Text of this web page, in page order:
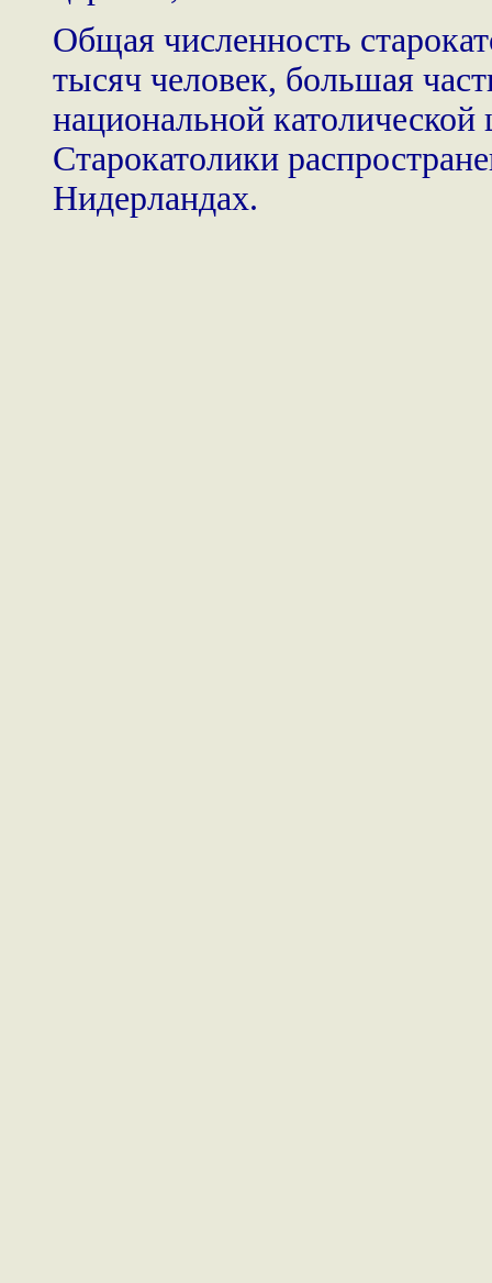
Общая численность
тысяч человек, большая
национальной
Старокатолики
Нидерландах.